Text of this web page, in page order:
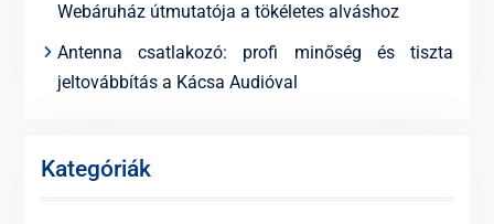
Webáruház útmutatója a tökéletes alváshoz
Antenna csatlakozó: profi minőség és tiszta
jeltovábbítás a Kácsa Audióval
Kategóriák